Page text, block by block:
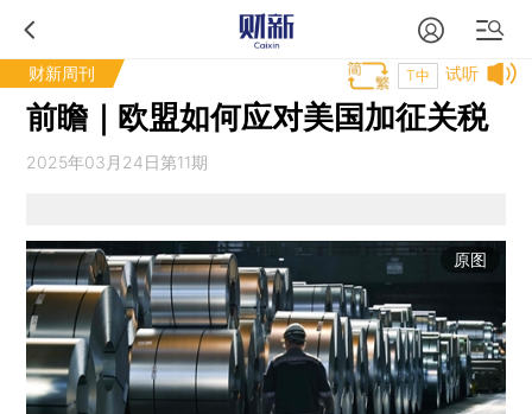
财新周刊 试听
T中
前瞻｜欧盟如何应对美国加征关税
2025年03月24日第11期
原图